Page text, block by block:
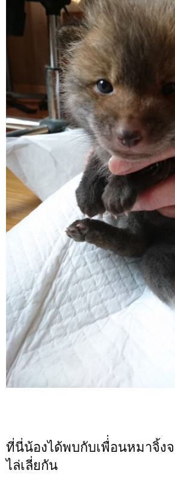
ที่นี่น้องได้พบกับเพื่่อนหมาจิ้ง
ไล่เลี่ยกัน